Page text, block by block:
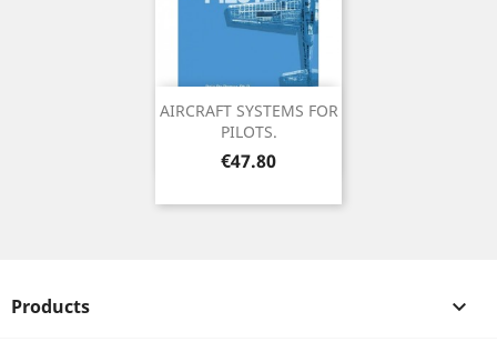
AIRCRAFT SYSTEMS FOR
PILOTS.
Price
€47.80
Products 